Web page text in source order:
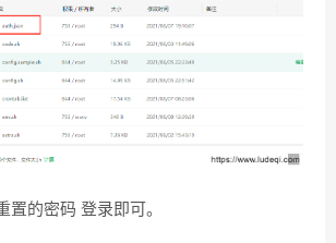
置的密码 登录即可。